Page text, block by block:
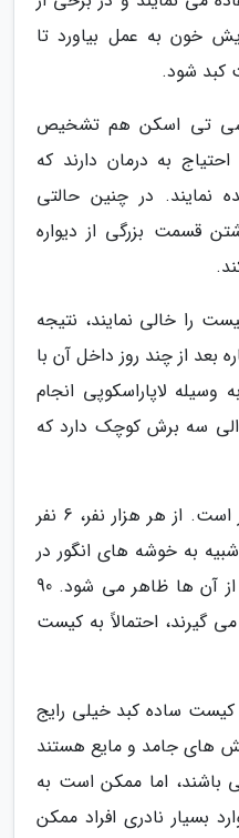
خون به عمل بیاورد تا
کبد شود.
سی تی اسکن هم تشخیص
به درمان دارند که
نمایند. در چنین حالتی
قسمت بزرگی از دیواره
را خالی نمایند، نتیجه
بعد از چند روز داخل آن با
لاپاراسکوپی انجام
سه برش کوچک دارد که
بیماری کبدی پلی کیستیک نادر است. از هر هزار نفر، 6 نفر
به خوشه های انگور در
شکل بزرگ و کوچک یا ترکیبی از آن ها ظاهر می شود. 90
گیرند، احتمالاً به کیست
ساده کبد خیلی رایج
های جامد و مایع هستند
اما ممکن است به
بسیار نادری افراد ممکن